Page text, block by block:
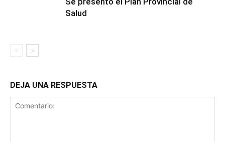
Salud
DEJA UNA RESPUESTA